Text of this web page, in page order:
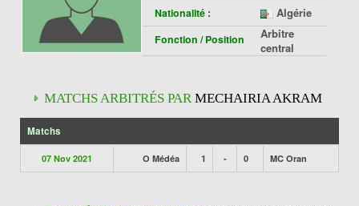
Nationalité : Algérie
Fonction / Position
Arbitre
central
MATCHS ARBITRÉS PARMECHAIRIA AKRAM
Matchs
07 Nov 2021 O Médéa 1 - 0 MC Oran